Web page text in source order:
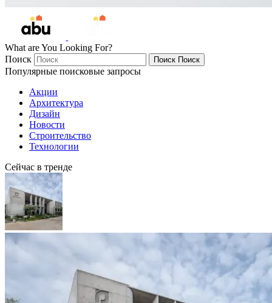
What are You Looking For?
Поиск
Поиск Поиск
Популярные поисковые запросы
Акции
Архитектура
Дизайн
Новости
Строительство
Технологии
Сейчас в тренде